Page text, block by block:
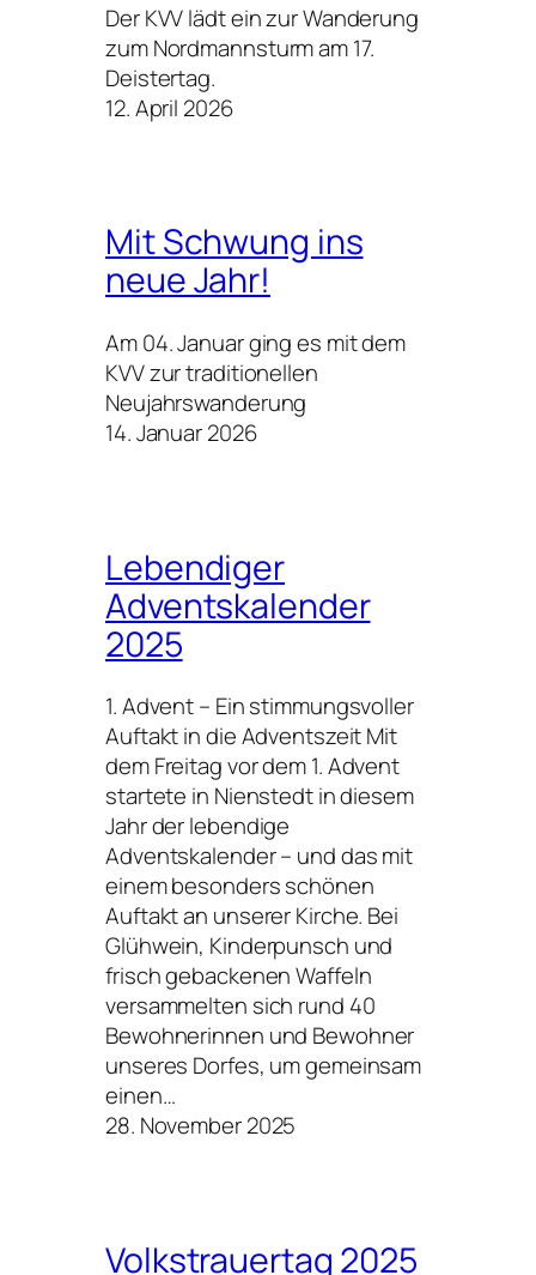
Der KVV lädt ein zur Wanderung
zum Nordmannsturm am 17.
Deistertag.
12. April 2026
Mit Schwung ins
neue Jahr!
Am 04. Januar ging es mit dem
KVV zur traditionellen
Neujahrswanderung
14. Januar 2026
Lebendiger
Adventskalender
2025
1. Advent – Ein stimmungsvoller
Auftakt in die Adventszeit Mit
dem Freitag vor dem 1. Advent
startete in Nienstedt in diesem
Jahr der lebendige
Adventskalender – und das mit
einem besonders schönen
Auftakt an unserer Kirche. Bei
Glühwein, Kinderpunsch und
frisch gebackenen Waffeln
versammelten sich rund 40
Bewohnerinnen und Bewohner
unseres Dorfes, um gemeinsam
einen…
28. November 2025
Volkstrauertag 2025